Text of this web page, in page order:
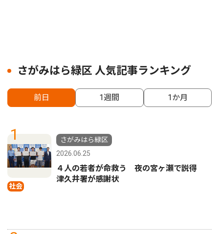
さがみはら緑区 人気記事ランキング
前日 1週間 1か月
1
社会
さがみはら緑区
2026.06.25
４人の若者が命救う 夜の宮ヶ瀬で説得
津久井署が感謝状